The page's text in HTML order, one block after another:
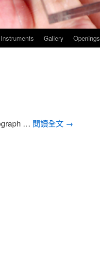
Instruments Gallery Openings
… 閱讀全文 →